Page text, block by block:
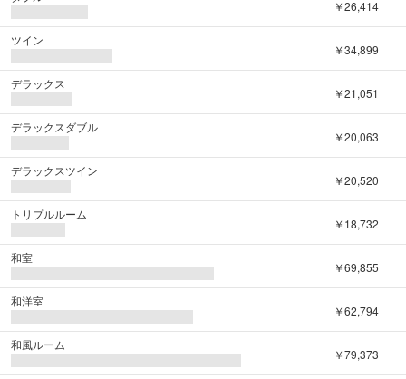
￥26,414
ツイン
￥34,899
デラックス
￥21,051
デラックスダブル
￥20,063
デラックスツイン
￥20,520
トリプルルーム
￥18,732
和室
￥69,855
和洋室
￥62,794
和風ルーム
￥79,373